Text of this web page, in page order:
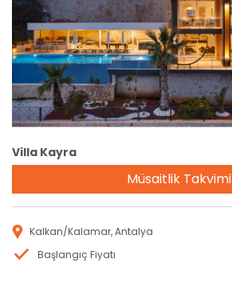
Rezervasyon
Villa Kayra
Müsaitlik Takvimi
Kalkan/Kalamar, Antalya
Başlangıç Fiyatı